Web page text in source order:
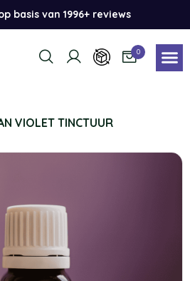
basis van 1996+ reviews
0
VIOLET TINCTUUR